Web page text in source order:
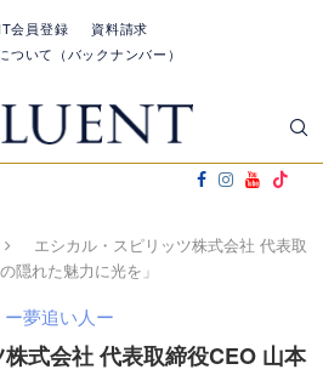
会員登録
資料請求
ついて（バックナンバー）
エシカル・スピリッツ株式会社 代表取
隠れた魅力に光を」
夢追い人ー
式会社 代表取締役CEO 山本